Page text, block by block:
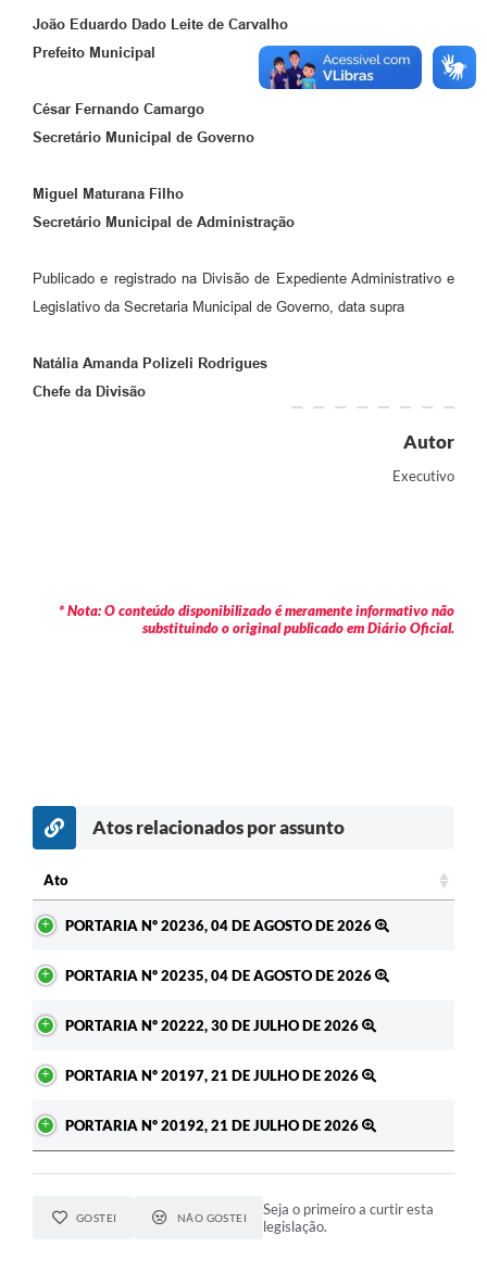
João Eduardo Dado Leite de Carvalho
Prefeito Municipal
César Fernando Camargo
Secretário Municipal de Governo
Miguel Maturana Filho
Secretário Municipal de Administração
Publicado e registrado na Divisão de Expediente Administrativo e
Legislativo da Secretaria Municipal de Governo, data supra
Natália Amanda Polizeli Rodrigues
Chefe da Divisão
Autor
Executivo
* Nota: O conteúdo disponibilizado é meramente informativo não
substituindo o original publicado em Diário Oficial.
Atos relacionados por assunto
Ato
PORTARIA Nº 20236, 04 DE AGOSTO DE 2026
PORTARIA Nº 20235, 04 DE AGOSTO DE 2026
PORTARIA Nº 20222, 30 DE JULHO DE 2026
PORTARIA Nº 20197, 21 DE JULHO DE 2026
PORTARIA Nº 20192, 21 DE JULHO DE 2026
GOSTEI NÃO GOSTEI
Seja o primeiro a curtir esta
legislação.